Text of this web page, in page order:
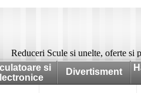
Reduceri Scule si unelte, oferte si
si
Divertisment